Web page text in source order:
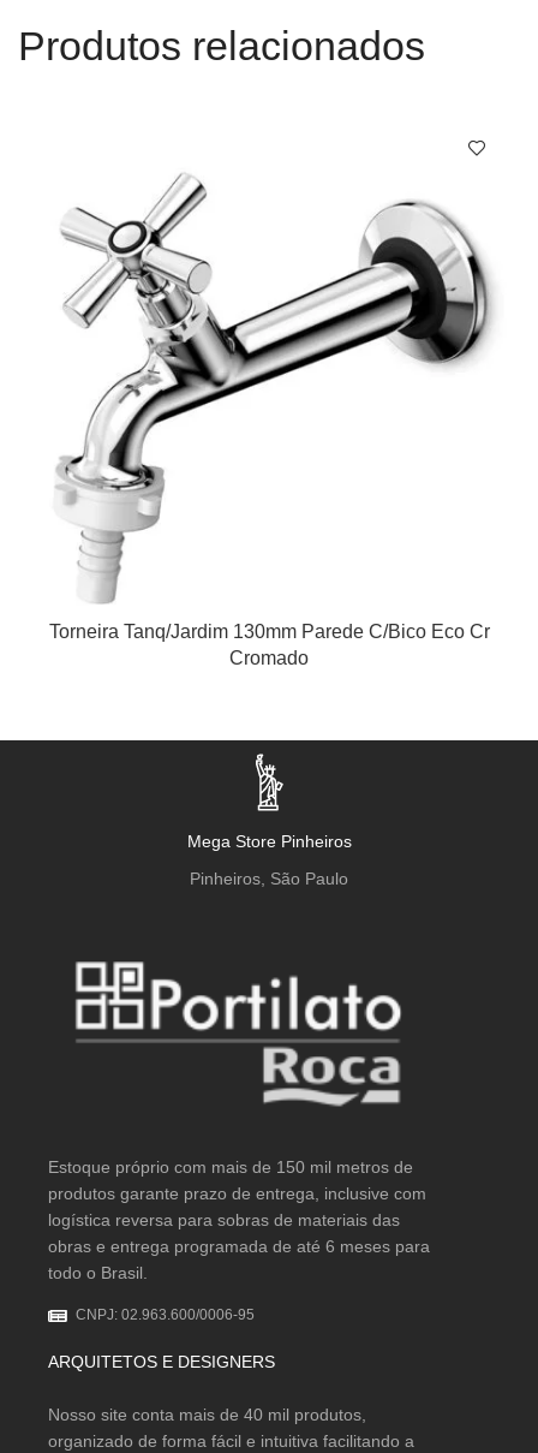
Produtos relacionados
Torneira Tanq/Jardim 130mm Parede C/Bico Eco Cr
Cromado
Mega Store Pinheiros
Pinheiros, São Paulo
Estoque próprio com mais de 150 mil metros de
produtos garante prazo de entrega, inclusive com
logística reversa para sobras de materiais das
obras e entrega programada de até 6 meses para
todo o Brasil.
CNPJ: 02.963.600/0006-95
ARQUITETOS E DESIGNERS
Nosso site conta mais de 40 mil produtos,
organizado de forma fácil e intuitiva facilitando a